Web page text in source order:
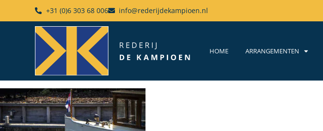
+31 (0)6 303 68 006 info@rederijdekampioen.nl
HOME ARRANGEMENTEN